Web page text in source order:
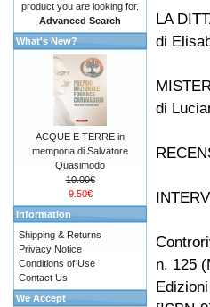
LA
di
di
n. 125
product you are looking for.
Advanced Search
What's New?
ACQUE E TERRE in
memporia di Salvatore
Quasimodo
10.00€
9.50€
Information
Shipping & Returns
Privacy Notice
Conditions of Use
Contact Us
We Accept